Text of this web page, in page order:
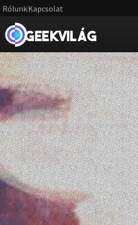
RólunkKapcsolat